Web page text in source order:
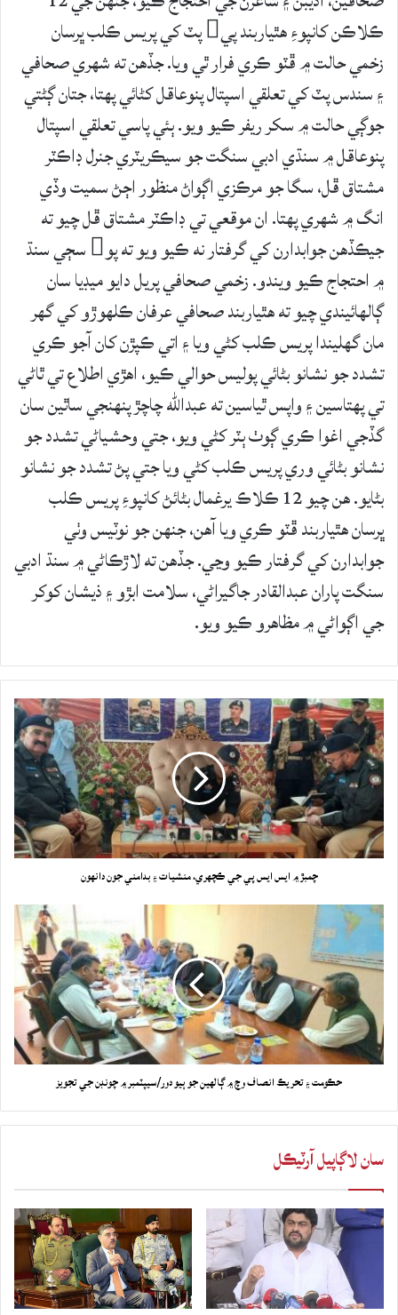
ڪلاڪن کانپوءِ ھٿياربند پي پٽ کي پريس ڪلب ڀرسان
زخمي حالت ۾ ڦٽو ڪري فرار ٿي ويا. جڏهن ته شھري صحافي
۽ سندس پٽ کي تعلقي اسپتال پنوعاقل کڻائي پھتا، جتان ڳڻتي
جوڳي حالت ۾ سکر ريفر ڪيو ويو. ٻئي پاسي تعلقي اسپتال
پنوعاقل ۾ سنڌي ادبي سنگت جو سيڪريٽري جنرل ڊاڪٽر
مشتاق ڦل، سگا جو مرڪزي اڳواڻ منظور اڄڻ سميت وڏي
انگ ۾ شھري پھتا. ان موقعي تي ڊاڪٽر مشتاق ڦل چيو ته
جيڪڏهن جوابدارن کي گرفتار نه ڪيو ويو ته پو سڄي سنڌ
۾ احتجاج ڪيو ويندو. زخمي صحافي پريل دايو ميڊيا سان
ڳالهائيندي چيو ته هٿياربند صحافي عرفان ڪلھوڙو کي گھر
مان گهليندا پريس ڪلب کڻي ويا ۽ اتي ڪپڙن کان آجو ڪري
تشدد جو نشانو بڻائي پوليس حوالي ڪيو، اهڙي اطلاع تي ٿاڻي
تي پھتاسين ۽ واپس ٿياسين ته عبدالله چاچڙ پنھنجي ساٿين سان
گڏجي اغوا ڪري ڳوٺ ٻٽر کڻي ويو، جتي وحشياڻي تشدد جو
نشانو بڻائي وري پريس ڪلب کڻي ويا جتي پڻ تشدد جو نشانو
بڻايو. ھن چيو 12 ڪلاڪ يرغمال بڻائڻ کانپوءِ پريس ڪلب
ڀرسان ھٿياربند ڦٽو ڪري ويا آهن، جنهن جو نوٽيس وٺي
جوابدارن کي گرفتار ڪيو وڃي. جڏھن ته لاڙڪاڻي ۾ سنڌ ادبي
سنگت پاران عبدالقادر جاگيراڻي، سلامت ابڙو ۽ ذيشان کوکر
جي اڳواڻي ۾ مظاهرو ڪيو ويو.
چمبڙ ۾ ايس ايس پي جي ڪچهري، منشيات ۽ بدامني جون دانهون
حڪومت ۽ تحريڪ انصاف وچ ۾ ڳالهين جو ٻيو دور/سيپٽمبر ۾ چونڊن جي تجويز
سان لاڳاپيل آرٽيڪل